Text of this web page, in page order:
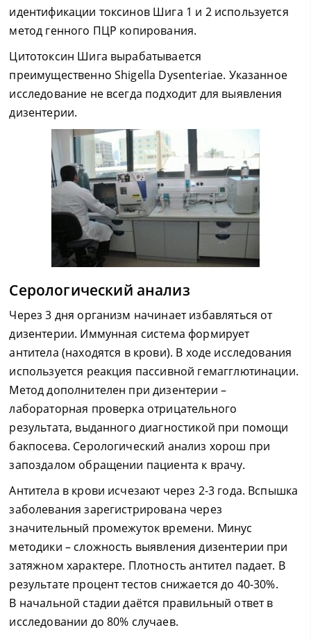
идентификации токсинов Шига 1 и 2 используется
метод генного ПЦР копирования.
Цитотоксин Шига вырабатывается
преимущественно Shigella Dysenteriae. Указанное
исследование не всегда подходит для выявления
дизентерии.
Серологический анализ
Через 3 дня организм начинает избавляться от
дизентерии. Иммунная система формирует
антитела (находятся в крови). В ходе исследования
используется реакция пассивной гемагглютинации.
Метод дополнителен при дизентерии –
лабораторная проверка отрицательного
результата, выданного диагностикой при помощи
бакпосева. Серологический анализ хорош при
запоздалом обращении пациента к врачу.
Антитела в крови исчезают через 2-3 года. Вспышка
заболевания зарегистрирована через
значительный промежуток времени. Минус
методики – сложность выявления дизентерии при
затяжном характере. Плотность антител падает. В
результате процент тестов снижается до 40-30%.
В начальной стадии даётся правильный ответ в
исследовании до 80% случаев.